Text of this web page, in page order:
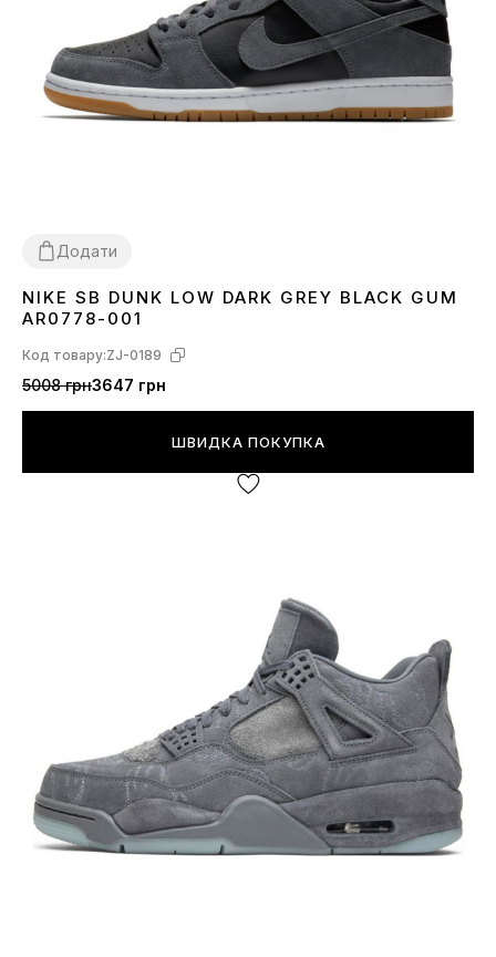
Додати
3637 38394041 42 434445
NIKE SB DUNK LOW DARK GREY BLACK GUM
AR0778-001
Код товару:ZJ-0189
5008 грн3647 грн
ШВИДКА ПОКУПКА